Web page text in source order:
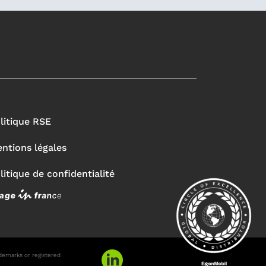
RSE
légales
de confidentialité
or registered